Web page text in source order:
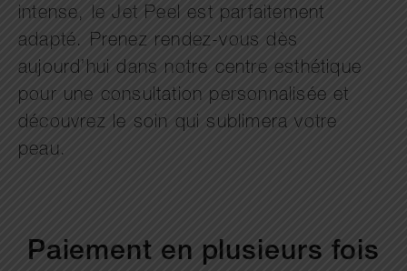
intense, le Jet Peel est parfaitement
adapté. Prenez rendez-vous dès
aujourd’hui dans notre centre esthétique
pour une consultation personnalisée et
découvrez le soin qui sublimera votre
peau.
Paiement en plusieurs fois